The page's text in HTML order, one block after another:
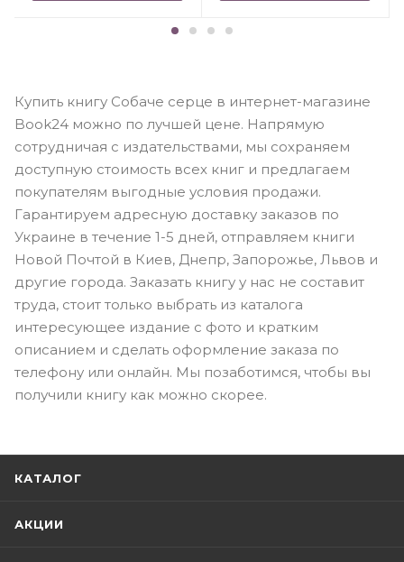
Купить книгу Собаче серце в интернет-магазине
Book24 можно по лучшей цене. Напрямую
сотрудничая с издательствами, мы сохраняем
доступную стоимость всех книг и предлагаем
покупателям выгодные условия продажи.
Гарантируем адресную доставку заказов по
Украине в течение 1-5 дней, отправляем книги
Новой Почтой в Киев, Днепр, Запорожье, Львов и
другие города. Заказать книгу у нас не составит
труда, стоит только выбрать из каталога
интересующее издание с фото и кратким
описанием и сделать оформление заказа по
телефону или онлайн. Мы позаботимся, чтобы вы
получили книгу как можно скорее.
КАТАЛОГ
АКЦИИ